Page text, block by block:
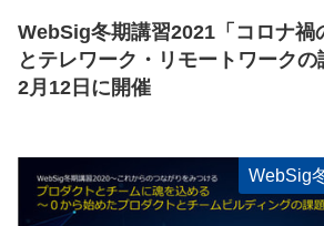
WebSig冬期講習2021「コロナ禍
とテレワーク・リモートワークの
2月12日に開催
WebSig